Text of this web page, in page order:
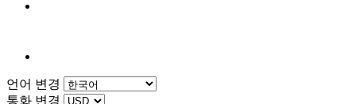
언어 변경
통화 변경